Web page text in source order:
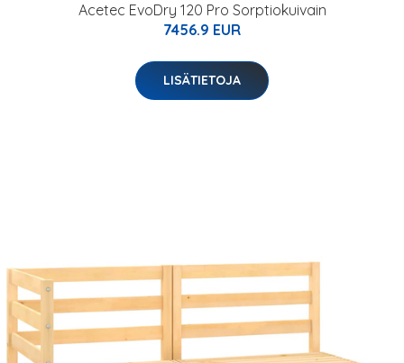
Acetec EvoDry 120 Pro Sorptiokuivain
7456.9 EUR
LISÄTIETOJA